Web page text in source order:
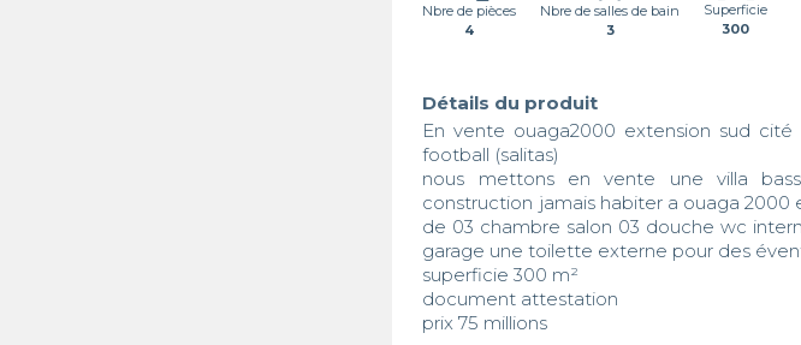
Nbre de pièces
4
Nbre de salles de bain
3
Superficie
300
Détails du produit
En vente ouaga2000 extension sud
football (salitas)
nous mettons en vente une villa
construction jamais habiter a ouaga
de 03 chambre salon 03 douche wc
garage une toilette externe pour des
superficie 300 m²
document attestation
prix 75 millions